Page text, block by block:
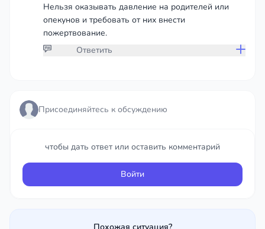
Нельзя оказывать давление на родителей или
опекунов и требовать от них внести
пожертвование.
Ответить
Войти
Присоединяйтесь к обсуждению
чтобы дать ответ или оставить комментарий
Войти